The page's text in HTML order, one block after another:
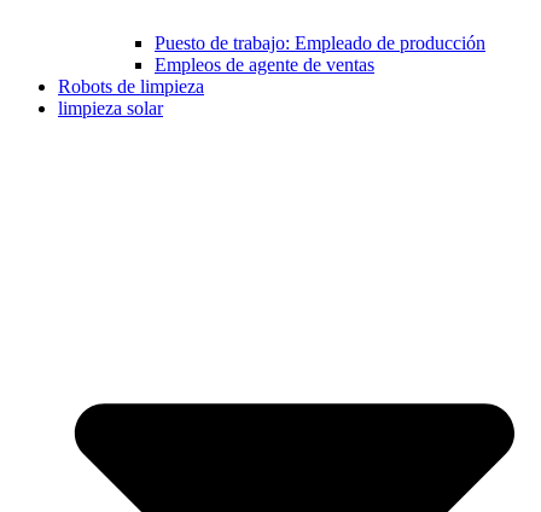
Puesto de trabajo: Empleado de producción
Empleos de agente de ventas
Robots de limpieza
limpieza solar